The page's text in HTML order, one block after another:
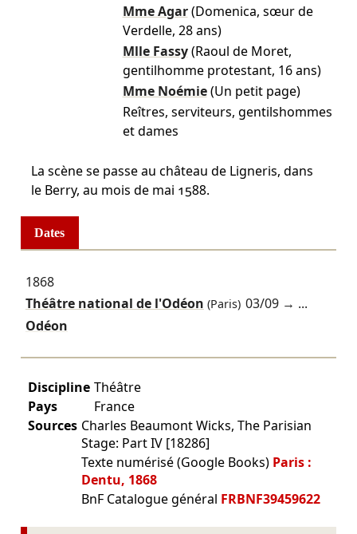
Mme Agar (Domenica, sœur de
Verdelle, 28 ans)
Mlle Fassy (Raoul de Moret,
gentilhomme protestant, 16 ans)
Mme Noémie (Un petit page)
Reîtres, serviteurs, gentilshommes
et dames
La scène se passe au château de Ligneris, dans
le Berry, au mois de mai 1588.
Dates
1868
Théâtre national de l'Odéon (Paris) 03/09 → ...
Odéon
Discipline Théâtre
Pays
France
Sources Charles Beaumont Wicks, The Parisian
Stage: Part IV [18286]
Texte numérisé (Google Books) Paris :
Dentu, 1868
BnF Catalogue général FRBNF39459622